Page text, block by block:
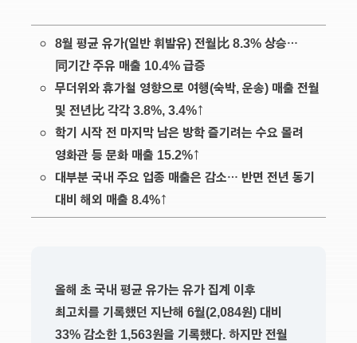
8월 평균 유가(일반 휘발유) 전월比 8.3% 상승…
同기간 주유 매출 10.4% 급증
무더위와 휴가철 영향으로 여행(숙박, 운송) 매출 전월
및 전년比 각각 3.8%, 3.4%↑
학기 시작 전 마지막 남은 방학 즐기려는 수요 몰려
영화관 등 문화 매출 15.2%↑
대부분 국내 주요 업종 매출은 감소… 반면 전년 동기
대비 해외 매출 8.4%↑
올해 초 국내 평균 유가는 유가 집계 이후
최고치를 기록했던 지난해 6월(2,084원) 대비
33% 감소한 1,563원을 기록했다. 하지만 전월